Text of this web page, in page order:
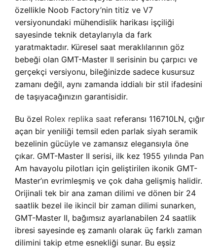
özellikle Noob Factory’nin titiz ve V7
versiyonundaki mühendislik harikası işçiliği
sayesinde teknik detaylarıyla da fark
yaratmaktadır. Küresel saat meraklılarının göz
bebeği olan GMT-Master II serisinin bu çarpıcı ve
gerçekçi versiyonu, bileğinizde sadece kusursuz
zamanı değil, aynı zamanda iddialı bir stil ifadesini
de taşıyacağınızın garantisidir.
Bu özel Rolex replika saat referansı 116710LN, çığır
açan bir yeniliği temsil eden parlak siyah seramik
bezelinin gücüyle ve zamansız elegansıyla öne
çıkar. GMT-Master II serisi, ilk kez 1955 yılında Pan
Am havayolu pilotları için geliştirilen ikonik GMT-
Master’ın evrimleşmiş ve çok daha gelişmiş halidir.
Orijinali tek bir ana zaman dilimi ve dönen bir 24
saatlik bezel ile ikincil bir zaman dilimi sunarken,
GMT-Master II, bağımsız ayarlanabilen 24 saatlik
ibresi sayesinde eş zamanlı olarak üç farklı zaman
dilimini takip etme esnekliği sunar. Bu eşsiz